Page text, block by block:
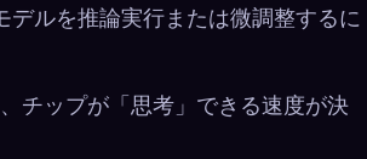
ルを推論実行または微調整するに
チップが「思考」できる速度が決